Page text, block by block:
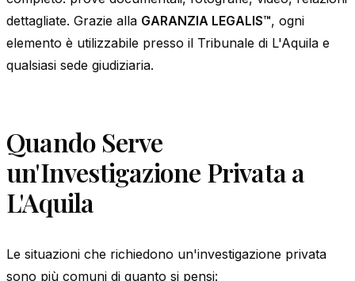
dettagliate. Grazie alla GARANZIA LEGALIS™, ogni
elemento è utilizzabile presso il Tribunale di L'Aquila e
qualsiasi sede giudiziaria.
Quando Serve
un'Investigazione Privata a
L'Aquila
Le situazioni che richiedono un'investigazione privata
sono più comuni di quanto si pensi: